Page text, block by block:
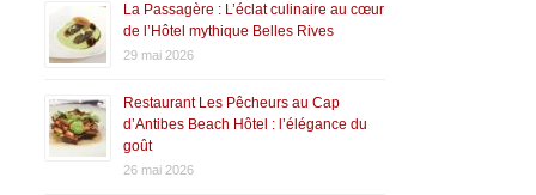
La Passagère : L’éclat culinaire au cœur
de l’Hôtel mythique Belles Rives
29 mai 2026
Restaurant Les Pêcheurs au Cap
d’Antibes Beach Hôtel : l’élégance du
goût
26 mai 2026